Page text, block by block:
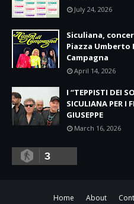
July 24, 2026
Siculiana,
Piazza Umberto
Campagna
April 14, 2026
I “TEPPISTI DEI
SICULIANA PER I
GIUSEPPE
March 16, 2026
3
Home About